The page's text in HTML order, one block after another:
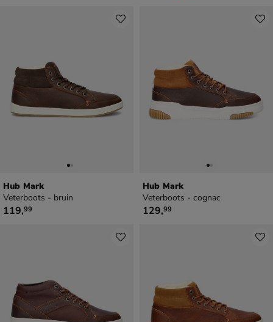
Hub Mark
Veterboots - bruin
€ 119,99
119,99
Hub Mark
Veterboots - cognac
€ 129,99
129,99